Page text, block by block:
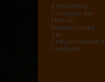
Presidenza
Consiglio dei
Ministri
Dipartimento
per
l'informazione e
l'editoria